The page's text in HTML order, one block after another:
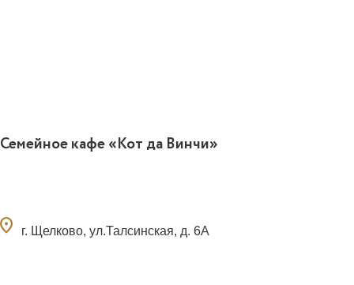
Семейное кафе «Кот да Винчи»
г. Щелково, ул.Талсинская, д. 6А